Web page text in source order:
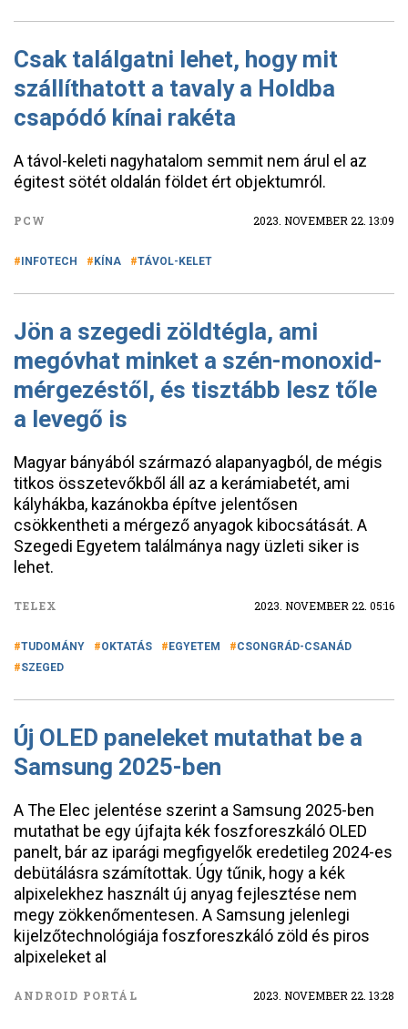
Csak találgatni lehet, hogy mit
szállíthatott a tavaly a Holdba
csapódó kínai rakéta
A távol-keleti nagyhatalom semmit nem árul el az
égitest sötét oldalán földet ért objektumról.
PCW 2023. NOVEMBER 22. 13:09
INFOTECH KÍNA TÁVOL-KELET
Jön a szegedi zöldtégla, ami
megóvhat minket a szén-monoxid-
mérgezéstől, és tisztább lesz tőle
a levegő is
Magyar bányából származó alapanyagból, de mégis
titkos összetevőkből áll az a kerámiabetét, ami
kályhákba, kazánokba építve jelentősen
csökkentheti a mérgező anyagok kibocsátását. A
Szegedi Egyetem találmánya nagy üzleti siker is
lehet.
TELEX 2023. NOVEMBER 22. 05:16
TUDOMÁNY OKTATÁS EGYETEM
CSONGRÁD-CSANÁD
SZEGED
Új OLED paneleket mutathat be a
Samsung 2025-ben
A The Elec jelentése szerint a Samsung 2025-ben
mutathat be egy újfajta kék foszforeszkáló OLED
panelt, bár az iparági megfigyelők eredetileg 2024-es
debütálásra számítottak. Úgy tűnik, hogy a kék
alpixelekhez használt új anyag fejlesztése nem
megy zökkenőmentesen. A Samsung jelenlegi
kijelzőtechnológiája foszforeszkáló zöld és piros
alpixeleket al
ANDROID PORTÁL 2023. NOVEMBER 22. 13:28